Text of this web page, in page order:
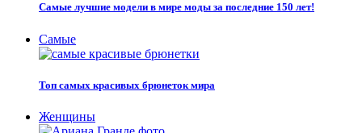
Самые лучшие модели в мире моды за последние 150 лет!
Самые
Топ самых красивых брюнеток мира
Женщины